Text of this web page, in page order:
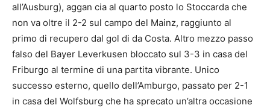
all’Ausburg), aggan cia al quarto posto lo Stoccarda che
non va oltre il 2-2 sul campo del Mainz, raggiunto al
primo di recupero dal gol di da Costa. Altro mezzo passo
falso del Bayer Leverkusen bloccato sul 3-3 in casa del
Friburgo al termine di una partita vibrante. Unico
successo esterno, quello dell’Amburgo, passato per 2-1
in casa del Wolfsburg che ha sprecato un’altra occasione